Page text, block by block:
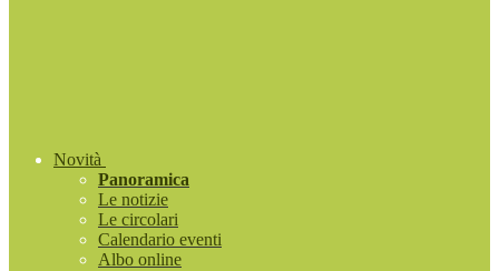
Novità
Panoramica
Le notizie
Le circolari
Calendario eventi
Albo online